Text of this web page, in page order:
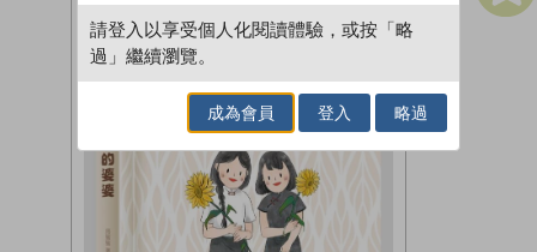
請登入以享受個人化閱讀體驗，或按「略
過」繼續瀏覽。
成為會員 登入 略過